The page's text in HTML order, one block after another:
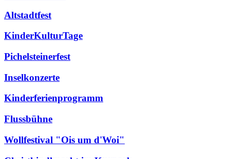
Altstadtfest
KinderKulturTage
Pichelsteinerfest
Inselkonzerte
Kinderferienprogramm
Flussbühne
Wollfestival "Ois um d'Woi"